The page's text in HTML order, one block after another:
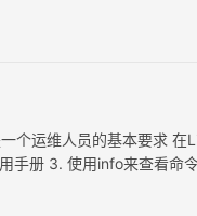
个运维人员的基本要求 在
手册 3. 使用info来查看命